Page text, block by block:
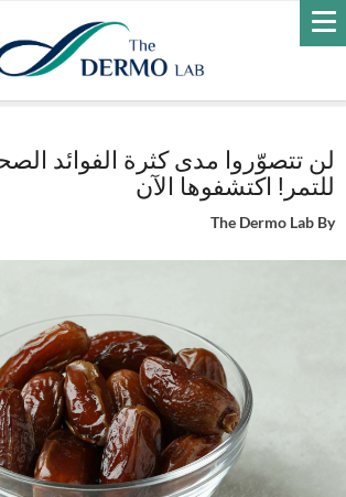
Home
لن تتصوّروا مدى كثرة الفوائد
لن تتصوّروا مدى كثرة الفوائد
للتمر! اكتشفوها الآن
By
The Dermo Lab